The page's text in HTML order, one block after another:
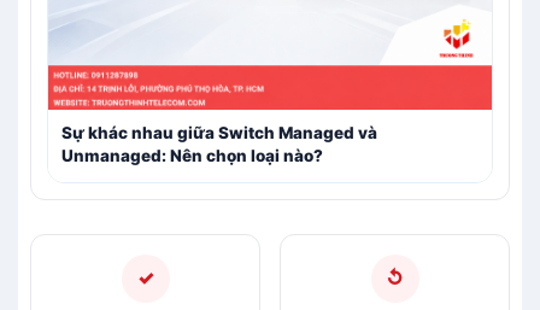
Sự khác nhau giữa Switch Managed và
Unmanaged: Nên chọn loại nào?
✓ ↺